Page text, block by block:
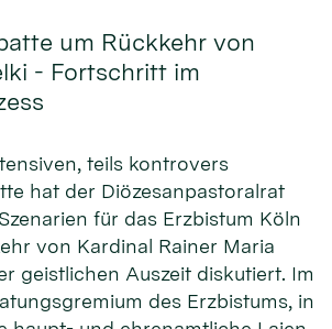
um Rückkehr von
- Fortschritt im
teils kontrovers
hat der Diözesanpastoralrat
für das Erzbistum Köln
von Kardinal Rainer Maria
geistlichen Auszeit diskutiert. Im
des Erzbistums, in